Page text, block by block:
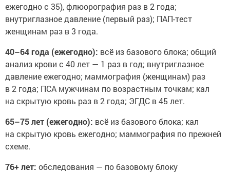
ежегодно с 35), флюорография раз в 2 года;
внутриглазное давление (первый раз); ПАП-тест
женщинам раз в 3 года.
40–64 года (ежегодно): всё из базового блока; общий
анализ крови с 40 лет — 1 раз в год; внутриглазное
давление ежегодно; маммография (женщинам) раз
в 2 года; ПСА мужчинам по возрастным точкам; кал
на скрытую кровь раз в 2 года; ЭГДС в 45 лет.
65–75 лет (ежегодно): всё из базового блока; кал
на скрытую кровь ежегодно; маммография по прежней
схеме.
76+ лет: обследования — по базовому блоку